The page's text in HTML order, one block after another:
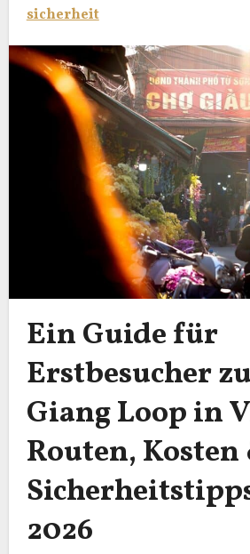
sicherheit
Ein Guide für
Erstbesucher
Giang Loop in
Routen, Kosten
2026